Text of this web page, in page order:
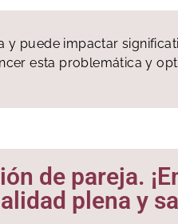
puede impactar
esta problemática y
de pareja.
plena y